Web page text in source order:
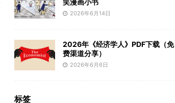
2026年6月14日
2026年《经济学人》PDF下载（免
费渠道分享）
2026年6月6日
标签